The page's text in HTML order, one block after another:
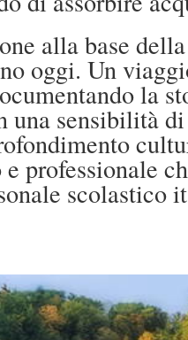
alla base
oggi. Un
la
una sensibilità
professionale
scolastico